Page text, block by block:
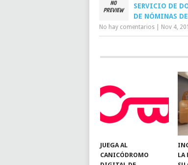
SERVICIO DE
DE NÓMINAS
No hay comentarios Nov 4,
JUEGA AL
CANICÓDROMO
LA